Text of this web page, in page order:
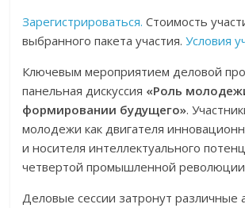
Зарегистрироваться. Стоимость
выбранного пакета участия.Условия
Ключевым мероприятием деловой
панельная дискуссия «Роль
формировании будущего».
молодежи как двигателя
и носителя интеллектуального
четвертой промышленной
Деловые сессии затронут различные